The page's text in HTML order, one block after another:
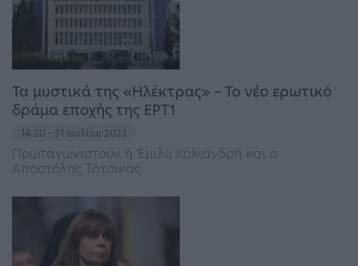
Τα μυστικά της «Ηλέκτρας» – Το νέο ερωτικό
δράμα εποχής της ΕΡΤ1
14:20 - 31 Ιουλίου 2023
Πρωταγωνιστούν η Έμιλυ Κολιανδρή και ο
Αποστόλης Τότσικας